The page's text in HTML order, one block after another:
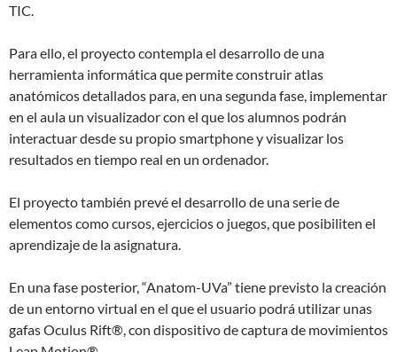
TIC.
Para ello, el proyecto contempla el desarrollo de una
herramienta informática que permite construir atlas
anatómicos detallados para, en una segunda fase, implementar
en el aula un visualizador con el que los alumnos podrán
interactuar desde su propio smartphone y visualizar los
resultados en tiempo real en un ordenador.
El proyecto también prevé el desarrollo de una serie de
elementos como cursos, ejercicios o juegos, que posibiliten el
aprendizaje de la asignatura.
En una fase posterior, “Anatom-UVa” tiene previsto la creación
de un entorno virtual en el que el usuario podrá utilizar unas
gafas Oculus Rift®, con dispositivo de captura de movimientos